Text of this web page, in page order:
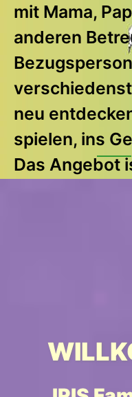
mit Mama,
anderen
neu
spielen, ins
Das Angebot
dienstags
zwischen 9-
Anmeldung